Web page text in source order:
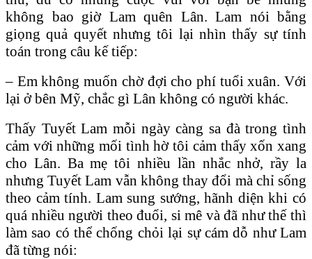
không bao giờ Lam quên Lân. Lam nói bằng
giọng quả quyết nhưng tôi lại nhìn thấy sự tính
toán trong câu kế tiếp:
– Em không muốn chờ đợi cho phí tuổi xuân. Với
lại ở bên Mỹ, chắc gì Lân không có người khác.
Thấy Tuyết Lam mỗi ngày càng sa đà trong tình
cảm với những mối tình hờ tôi cảm thấy xốn xang
cho Lân. Ba mẹ tôi nhiều lần nhắc nhở, rầy la
nhưng Tuyết Lam vẫn không thay đổi mà chỉ sống
theo cảm tính. Lam sung sướng, hãnh diện khi có
quá nhiều người theo đuổi, si mê và đã như thế thì
làm sao có thể chống chỏi lại sự cám dỗ như Lam
đã từng nói: